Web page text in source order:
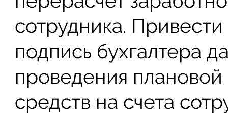
сотрудника.
подпись бухгалтера
проведения
средств на счета